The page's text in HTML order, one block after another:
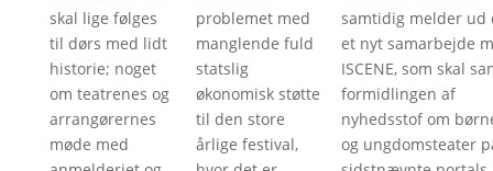
skal lige følges
til dørs med lidt
historie; noget
om teatrenes og
arrangørernes
møde med
problemet med
manglende fuld
statslig
økonomisk støtte
til den store
årlige festival,
samtidig melder ud
et nyt samarbejde
ISCENE, som skal
formidlingen af
nyhedsstof om
og ungdomsteater